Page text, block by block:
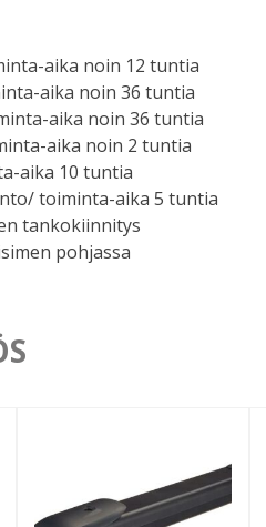
aika noin 12 tuntia
aika noin 36 tuntia
aika noin 36 tuntia
aika noin 2 tuntia
aika 10 tuntia
toiminta-aika 5 tuntia
tankokiinnitys
pohjassa